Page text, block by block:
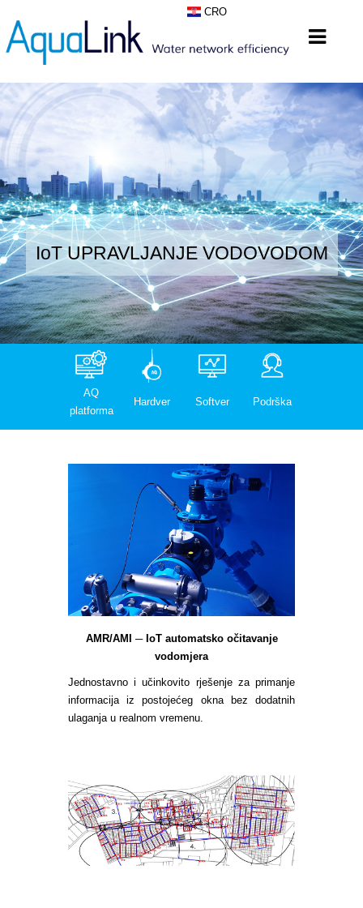
CRO
IoT UPRAVLJANJE VODOVODOM
AQ
platforma
Hardver Softver Podrška
AMR/AMI ─ IoT automatsko očitavanje
vodomjera
Jednostavno i učinkovito rješenje za primanje
informacija iz postojećeg okna bez dodatnih
ulaganja u realnom vremenu.